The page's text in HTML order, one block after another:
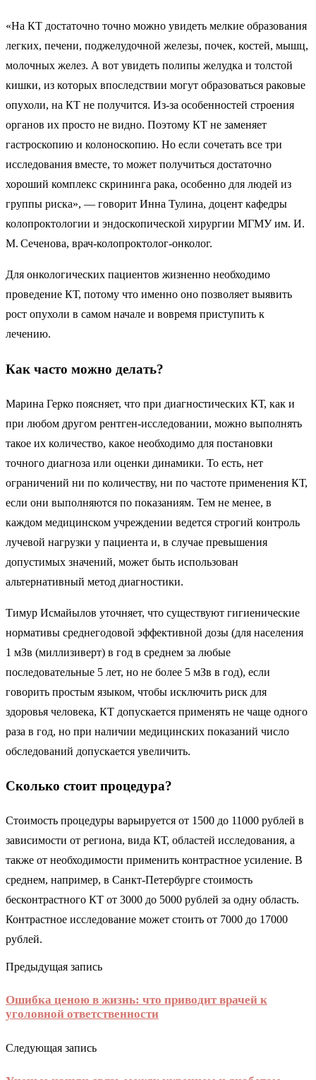
«На КТ достаточно точно можно увидеть мелкие образования
легких, печени, поджелудочной железы, почек, костей, мышц,
молочных желез. А вот увидеть полипы желудка и толстой
кишки, из которых впоследствии могут образоваться раковые
опухоли, на КТ не получится. Из-за особенностей строения
органов их просто не видно. Поэтому КТ не заменяет
гастроскопию и колоноскопию. Но если сочетать все три
исследования вместе, то может получиться достаточно
хороший комплекс скрининга рака, особенно для людей из
группы риска», — говорит Инна Тулина, доцент кафедры
колопроктологии и эндоскопической хирургии МГМУ им. И.
М. Сеченова, врач-колопроктолог-онколог.
Для онкологических пациентов жизненно необходимо
проведение КТ, потому что именно оно позволяет выявить
рост опухоли в самом начале и вовремя приступить к
лечению.
Как часто можно делать?
Марина Герко поясняет, что при диагностических КТ, как и
при любом другом рентген-исследовании, можно выполнять
такое их количество, какое необходимо для постановки
точного диагноза или оценки динамики. То есть, нет
ограничений ни по количеству, ни по частоте применения КТ,
если они выполняются по показаниям. Тем не менее, в
каждом медицинском учреждении ведется строгий контроль
лучевой нагрузки у пациента и, в случае превышения
допустимых значений, может быть использован
альтернативный метод диагностики.
Тимур Исмайылов уточняет, что существуют гигиенические
нормативы среднегодовой эффективной дозы (для населения
1 мЗв (миллизиверт) в год в среднем за любые
последовательные 5 лет, но не более 5 мЗв в год), если
говорить простым языком, чтобы исключить риск для
здоровья человека, КТ допускается применять не чаще одного
раза в год, но при наличии медицинских показаний число
обследований допускается увеличить.
Сколько стоит процедура?
Стоимость процедуры варьируется от 1500 до 11000 рублей в
зависимости от региона, вида КТ, областей исследования, а
также от необходимости применить контрастное усиление. В
среднем, например, в Санкт-Петербурге стоимость
бесконтрастного КТ от 3000 до 5000 рублей за одну область.
Контрастное исследование может стоить от 7000 до 17000
рублей.
Предыдущая запись
Ошибка ценою в жизнь: что приводит врачей к
уголовной ответственности
Следующая запись